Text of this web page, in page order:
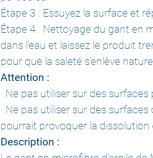
Étape 3 : Essuyez la surface et
Étape 4 : Nettoyage du gant en
dans l'eau et laissez le produit
pour que la saleté s'enlève
Attention :
· Ne pas utiliser sur des surfaces
· Ne pas utiliser sur des
pourrait provoquer la dissolution
Description :